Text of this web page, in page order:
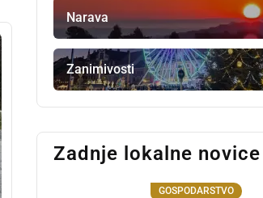
Narava
Zanimivosti
Zadnje lokalne novice
GOSPODARSTVO